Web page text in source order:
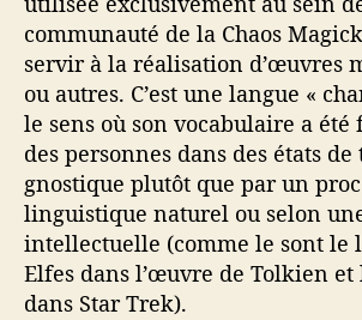
e
l
a
h
a
o
s
communauté de la Chaos
servir à la réalisation d’œuvres
ou autres. C’est une langue «
le sens où son vocabulaire a
des personnes dans des états de
gnostique plutôt que par un
linguistique naturel ou selon
intellectuelle (comme le sont le
Elfes dans l’œuvre de Tolkien
dans Star Trek).